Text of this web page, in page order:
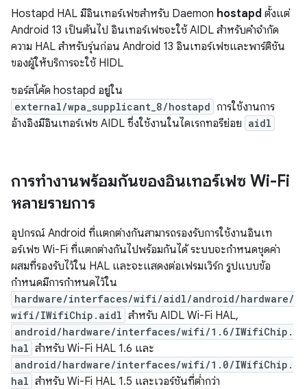
Hostapd HAL มีอินเทอร์เฟซสำหรับ Daemon hostapd ตั้งแต่
Android 13 เป็นต้นไป อินเทอร์เฟซจะใช้ AIDL สำหรับคำจำกัด
ความ HAL สำหรับรุ่นก่อน Android 13 อินเทอร์เฟซและพาร์ติชัน
ของผู้ให้บริการจะใช้ HIDL
ซอร์สโค้ด hostapd อยู่ใน
external/wpa_supplicant_8/hostapd การใช้งานการ
อ้างอิงมีอินเทอร์เฟซ AIDL ซึ่งใช้งานในไดเรกทอรีย่อย aidl
การทำงานพร้อมกันของอินเทอร์เฟซ Wi-Fi
หลายรายการ
อุปกรณ์ Android ที่แตกต่างกันสามารถรองรับการใช้งานอินเท
อร์เฟซ Wi-Fi ที่แตกต่างกันไปพร้อมกันได้ ระบบจะกำหนดชุดค่า
ผสมที่รองรับไว้ใน HAL และจะแสดงต่อเฟรมเวิร์ก รูปแบบข้อ
กำหนดมีการกำหนดไว้ใน
hardware/interfaces/wifi/aidl/android/hardware/
wifi/IWifiChip.aidl สำหรับ AIDL Wi-Fi HAL,
android/hardware/interfaces/wifi/1.6/IWifiChip.
hal สำหรับ Wi-Fi HAL 1.6 และ
android/hardware/interfaces/wifi/1.0/IWifiChip.
hal สำหรับ Wi-Fi HAL 1.5 และเวอร์ชันที่ต่ำกว่า